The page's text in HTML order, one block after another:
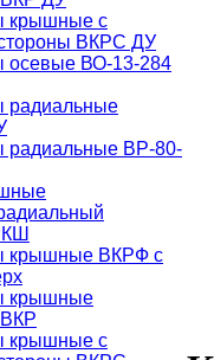
крышные с
ВКРС ДУ
осевые ВО-13-284
радиальные
радиальные ВР-80-
крышные ВКРФ с
крышные
крышные с